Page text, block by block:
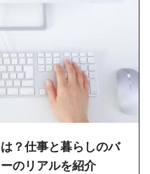
？仕事と暮らしのバ
のリアルを紹介